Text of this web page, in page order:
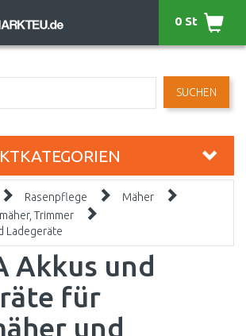
SUCHEN
0 St
Rasenpflege
Mäher
Trimmer
Ladegeräte
Akkus und
für
und